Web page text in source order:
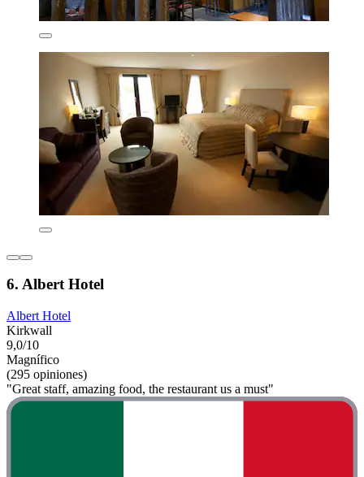
6. Albert Hotel
Albert Hotel
Kirkwall
9,0/10
Magnífico
(295 opiniones)
"Great staff, amazing food, the restaurant us a must"